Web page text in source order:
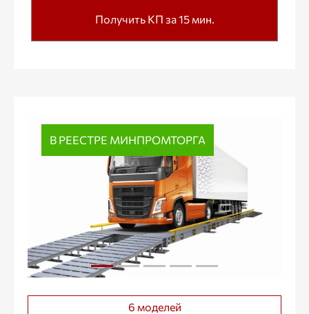
Получить КП за 15 мин.
В РЕЕСТРЕ МИНПРОМТОРГА
6 моделей